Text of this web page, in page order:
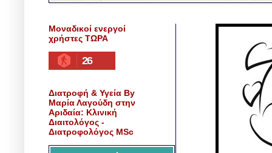
Μοναδικοί ενεργοί
χρήστες ΤΩΡΑ
26
Διατροφή & Υγεία By
Μαρία Λαγούδη στην
Αριδαία: Κλινική
Διαιτολόγος -
Διατροφολόγος MSc